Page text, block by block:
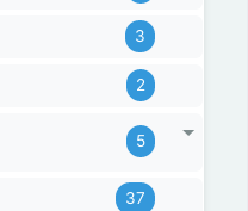
3
2
5
37